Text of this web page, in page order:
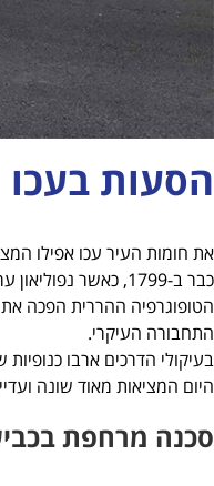
הסעות בעכו
את חומות העיר עכו אפילו
כבר ב-1799, כאשר נפוליאון ערך את מסעו בארץ ישראל, דרכי הגליל נחשבו למסוכנות במיוחד.
הטופוגרפיה ההררית הפכה
התחבורה העיקרי.
בעיקולי הדרכים ארבו
היום המציאות מאוד שונה
סכנה מרחפת